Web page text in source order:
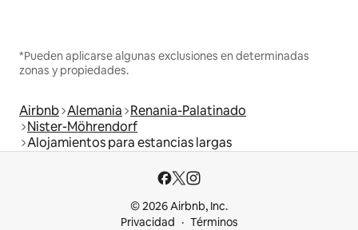
*Pueden aplicarse algunas exclusiones en determinadas
zonas y propiedades.
Airbnb Alemania Renania-Palatinado
Nister-Möhrendorf
Alojamientos para estancias largas
© 2026 Airbnb, Inc.
Privacidad
Términos